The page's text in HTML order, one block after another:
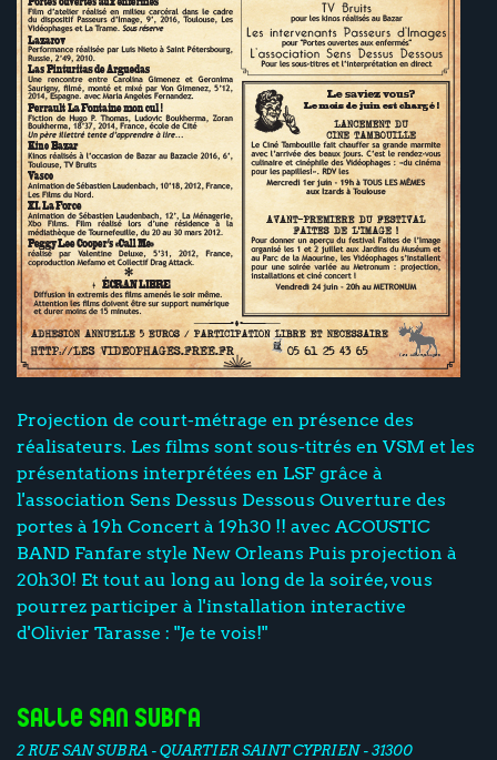
Projection de court-métrage en présence des
réalisateurs. Les films sont sous-titrés en VSM et les
présentations interprétées en LSF grâce à
l'association Sens Dessus Dessous Ouverture des
portes à 19h Concert à 19h30 !! avec ACOUSTIC
BAND Fanfare style New Orleans Puis projection à
20h30! Et tout au long au long de la soirée, vous
pourrez participer à l'installation interactive
d'Olivier Tarasse : "Je te vois!"
Salle San Subra
2 RUE SAN SUBRA - QUARTIER SAINT CYPRIEN - 31300